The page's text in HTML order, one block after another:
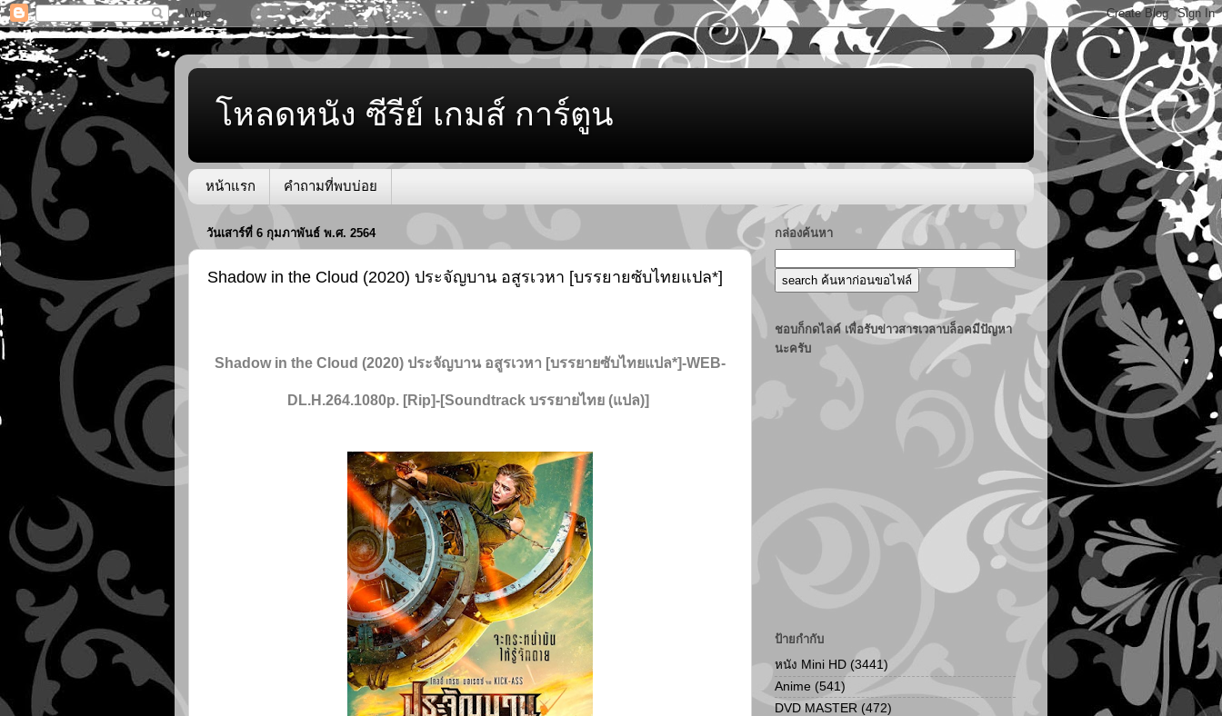
โหลดหนัง ซีรีย์ เกมส์ การ์ตูน
หน้าแรก คำถามที่พบบ่อย
วันเสาร์ที่ 6 กุมภาพันธ์ พ.ศ. 2564
Shadow in the Cloud (2020) ประจัญบาน อสูรเวหา [บรรยายซับไทยแปล*]
Shadow in the Cloud (2020) ประจัญบาน อสูรเวหา [บรรยายซับไทยแปล*]-WEB-
DL.H.264.1080p. [Rip]-[Soundtrack บรรยายไทย (แปล)]
กล่องค้นหา
ชอบก็กดไลค์ เพื่อรับข่าวสารเวลาบล็อคมีปัญหา
นะครับ
ป้ายกำกับ
หนัง Mini HD (3441)
Anime (541)
DVD MASTER (472)